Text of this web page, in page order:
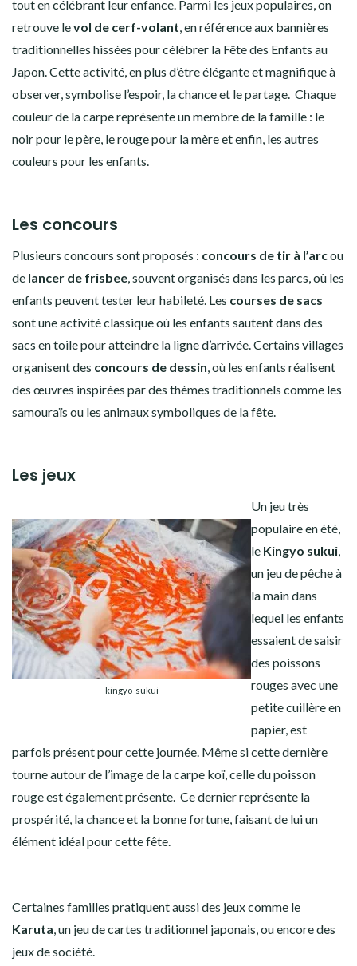
tout en célébrant leur enfance. Parmi les jeux populaires, on
retrouve levol de cerf-volant, en référence aux bannières
traditionnelles hissées pour célébrer la Fête des Enfants au
Japon. Cette activité, en plus d’être élégante et magnifique à
observer, symbolise l’espoir, la chance et le partage. Chaque
couleur de la carpe représente un membre de la famille : le
noir pour le père, le rouge pour la mère et enfin, les autres
couleurs pour les enfants.
Les concours
Plusieurs concours sont proposés : concours de tir à l’arcou
de lancer de frisbee, souvent organisés dans les parcs, où les
enfants peuvent tester leur habileté. Les courses de sacs
sont une activité classique où les enfants sautent dans des
sacs en toile pour atteindre la ligne d’arrivée. Certains villages
organisent des concours de dessin, où les enfants réalisent
des œuvres inspirées par des thèmes traditionnels comme les
samouraïs ou les animaux symboliques de la fête.
Les jeux
kingyo-sukui
Un jeu très
populaire en été,
le Kingyo sukui,
un jeu de pêche à
la main dans
lequel les enfants
essaient de saisir
des poissons
rouges avec une
petite cuillère en
papier, est
parfois présent pour cette journée. Même si cette dernière
tourne autour de l’image de la carpe koï, celle du poisson
rouge est également présente. Ce dernier représente la
prospérité, la chance et la bonne fortune, faisant de lui un
élément idéal pour cette fête.
Certaines familles pratiquent aussi des jeux comme le
Karuta, un jeu de cartes traditionnel japonais, ou encore des
jeux de société.